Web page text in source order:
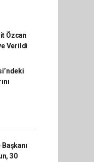
Özcan
Verildi
30